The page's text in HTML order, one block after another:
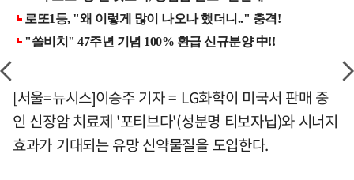
[서울=뉴시스]이승주 기자 = LG화학이 미국서 판매 중
인 신장암 치료제 '포티브다'(성분명 티보자닙)와 시너지
효과가 기대되는 유망 신약물질을 도입한다.